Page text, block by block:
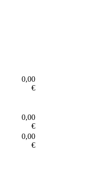
0,00
€
0,00
€
0,00
€